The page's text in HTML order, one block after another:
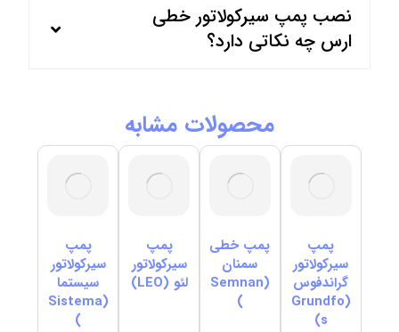
نصب پمپ سیرکولاتور خطی
ارس چه نکاتی دارد؟
محصولات مشابه
پمپ
سیرکولاتور
گراندفوس
(Grundfo
s)
پمپ خطی
سمنان
(Semnan
)
پمپ
سیرکولاتور
لئو (LEO)
پمپ
سیرکولاتور
سیستما
(Sistema
)